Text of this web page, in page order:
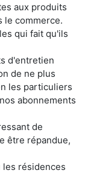
aux produits
le commerce.
qui fait qu'ils
d'entretien
de ne plus
les particuliers
abonnements
de
être répandue,
les résidences